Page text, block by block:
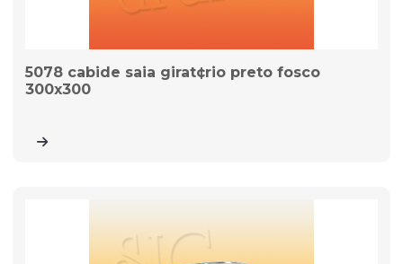
5078 cabide saia girat¢rio preto fosco
300x300